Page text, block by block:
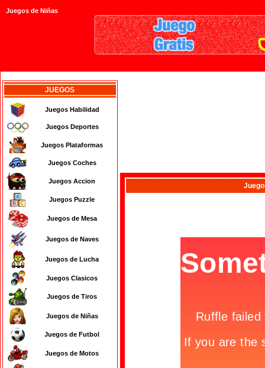
Juegos de Niñas
JUEGOS
Juegos Habilidad
Juegos Deportes
Juegos Plataformas
Juegos Coches
Juegos Accion
Juegos Puzzle
Juegos de Mesa
Juegos de Naves
Juegos de Lucha
Juegos Clasicos
Juegos de Tiros
Juegos de Niñas
Juegos de Futbol
Juegos de Motos